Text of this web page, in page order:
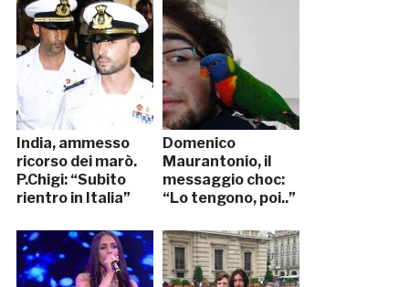
India, ammesso
ricorso dei marò.
P.Chigi: “Subito
rientro in Italia”
Domenico
Maurantonio, il
messaggio choc:
“Lo tengono, poi..”